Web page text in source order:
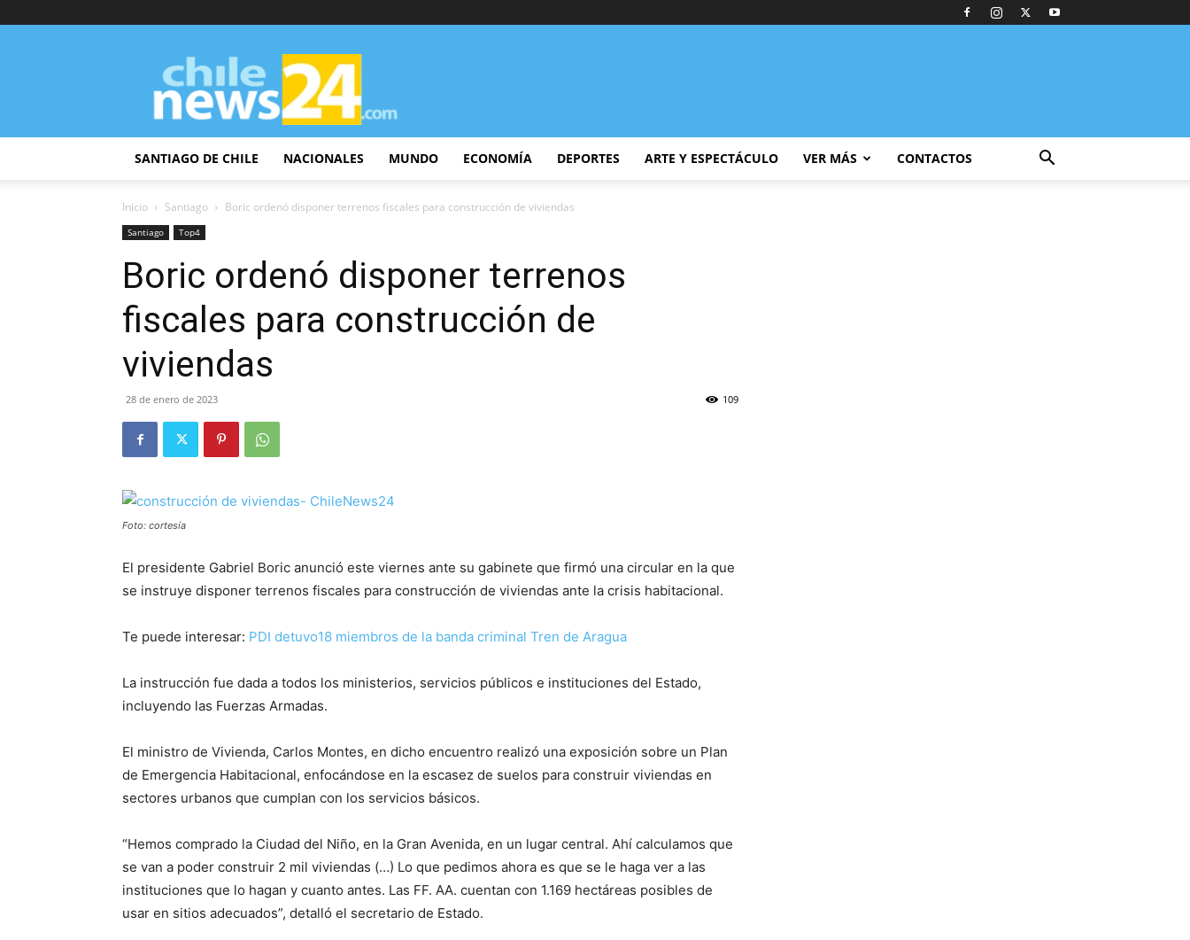
ChileNews24
SANTIAGO DE CHILE NACIONALES MUNDO ECONOMÍA DEPORTES ARTE Y ESPECTÁCULO VER MÁS CONTACTOS
Inicio Santiago Boric ordenó disponer terrenos fiscales para construcción de viviendas
Santiago Top4
Boric ordenó disponer terrenos
fiscales para construcción de
viviendas
28 de enero de 2023 109
Foto: cortesía
El presidente Gabriel Boric anunció este viernes ante su gabinete que firmó una circular en la que
se instruye disponer terrenos fiscales para construcción de viviendas ante la crisis habitacional.
Te puede interesar: PDI detuvo18 miembros de la banda criminal Tren de Aragua
La instrucción fue dada a todos los ministerios, servicios públicos e instituciones del Estado,
incluyendo las Fuerzas Armadas.
El ministro de Vivienda, Carlos Montes, en dicho encuentro realizó una exposición sobre un Plan
de Emergencia Habitacional, enfocándose en la escasez de suelos para construir viviendas en
sectores urbanos que cumplan con los servicios básicos.
“Hemos comprado la Ciudad del Niño, en la Gran Avenida, en un lugar central. Ahí calculamos que
se van a poder construir 2 mil viviendas (…) Lo que pedimos ahora es que se le haga ver a las
instituciones que lo hagan y cuanto antes. Las FF. AA. cuentan con 1.169 hectáreas posibles de
usar en sitios adecuados”, detalló el secretario de Estado.